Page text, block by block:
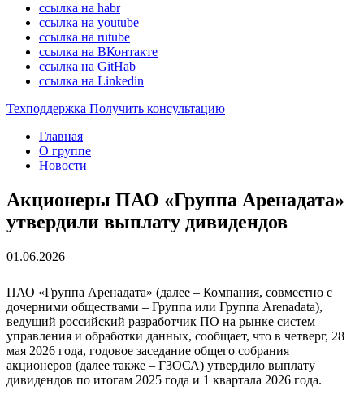
ссылка на habr
ссылка на youtube
ссылка на rutube
ссылка на ВКонтакте
ссылка на GitHab
ссылка на Linkedin
Техподдержка Получить консультацию
Главная
О группе
Новости
Акционеры ПАО «Группа Аренадата»
утвердили выплату дивидендов
01.06.2026
ПАО «Группа Аренадата» (далее – Компания, совместно с
дочерними обществами – Группа или Группа Arenadata),
ведущий российский разработчик ПО на рынке систем
управления и обработки данных, сообщает, что в четверг, 28
мая 2026 года, годовое заседание общего собрания
акционеров (далее также – ГЗОСА) утвердило выплату
дивидендов по итогам 2025 года и 1 квартала 2026 года.